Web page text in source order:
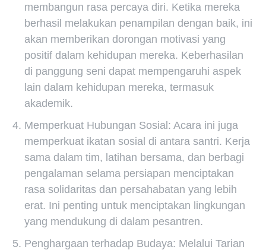
membangun rasa percaya diri. Ketika mereka
berhasil melakukan penampilan dengan baik, ini
akan memberikan dorongan motivasi yang
positif dalam kehidupan mereka. Keberhasilan
di panggung seni dapat mempengaruhi aspek
lain dalam kehidupan mereka, termasuk
akademik.
Memperkuat Hubungan Sosial: Acara ini juga
memperkuat ikatan sosial di antara santri. Kerja
sama dalam tim, latihan bersama, dan berbagi
pengalaman selama persiapan menciptakan
rasa solidaritas dan persahabatan yang lebih
erat. Ini penting untuk menciptakan lingkungan
yang mendukung di dalam pesantren.
Penghargaan terhadap Budaya: Melalui Tarian